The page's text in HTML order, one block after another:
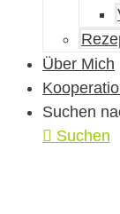
Über Mich
Suchen
Suchen